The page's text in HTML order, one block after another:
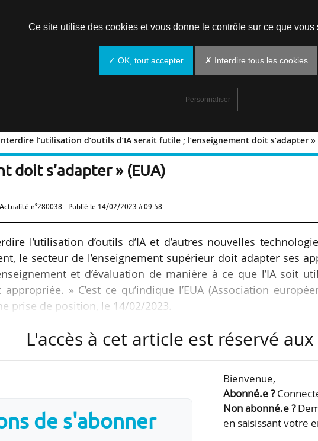
l’utilisation d’outils d’IA serait futile ; l’enseignement doit s’adapter »
l’utilisation d’outils d’IA serait futile ;
doit s’adapter » (EUA)
n°280038 - Publié le 14/02/2023 à 09:58
l’utilisation d’outils d’IA et d’autres nouvelles
le secteur de l’enseignement supérieur doit adapter ses
et d’évaluation de manière à ce que l’IA soit
» C’est ce qu’indique l’EUA (Association
prise de position, le 14/02/2023.
de ChatGPT et d’outils similaires d’intelligence
dit « suivre activement ces développements et se réjouir de
L'accès à cet article est réservé
de s'abonner
Bienvenue,
Abonné.e ?
Non abonné.e ?
en saisissant votre
Ce site utilise des cookies et vous donne le contrôle sur ce que vous
✓ OK, tout accepter ✗ Interdire tous les cookies
Personnaliser